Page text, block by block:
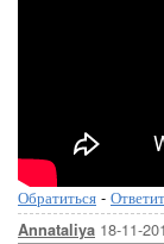
Обратиться -
Annataliya 18-11-